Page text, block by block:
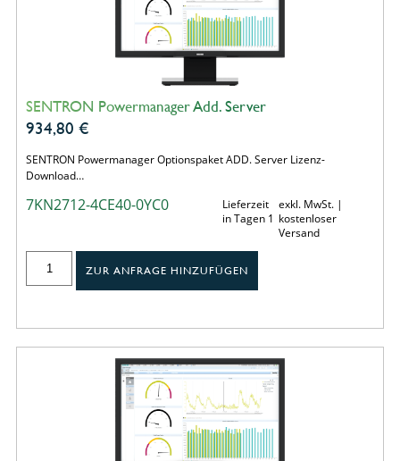
SENTRON Powermanager Add. Server
934,80 €
SENTRON Powermanager Optionspaket ADD. Server Lizenz-
Download…
7KN2712-4CE40-0YC0
Lieferzeit
in Tagen 1
exkl. MwSt. |
kostenloser
Versand
ZUR ANFRAGE HINZUFÜGEN